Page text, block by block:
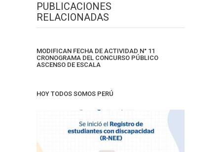
PUBLICACIONES
RELACIONADAS
MODIFICAN FECHA DE ACTIVIDAD N° 11
CRONOGRAMA DEL CONCURSO PÚBLICO
ASCENSO DE ESCALA
HOY TODOS SOMOS PERÚ